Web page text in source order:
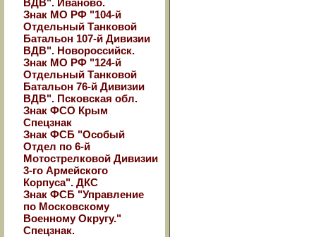
ВДВ". Иваново.
Знак МО РФ "104-й
Отдельный Танковой
Батальон 107-й Дивизии
ВДВ". Новороссийск.
Знак МО РФ "124-й
Отдельный Танковой
Батальон 76-й Дивизии
ВДВ". Псковская обл.
Знак ФСО Крым
Спецзнак
Знак ФСБ "Особый
Отдел по 6-й
Мотострелковой Дивизии
3-го Армейского
Корпуса". ДКС
Знак ФСБ "Управление
по Московскому
Военному Округу."
Спецзнак.